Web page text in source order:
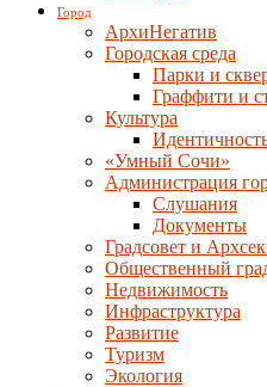
Город
АрхиНегатив
Городская среда
Парки и
Граффити и
Культура
«Умный Сочи»
Администрация
Слушания
Документы
Градсовет и
Общественный
Недвижимость
Инфраструктура
Развитие
Туризм
Экология